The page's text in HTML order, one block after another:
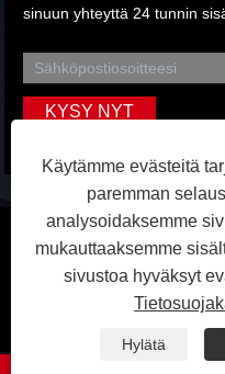
sinuun yhteyttä 24 tunnin
Copyright © 2023
Co.,Ltd. Kaikki
Käytämme evästeitä
paremman
analysoidaksemme
mukauttaaksemme
sivustoa hyväksyt
Hylätä